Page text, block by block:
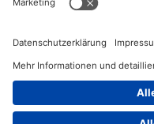
13. Dezember 2022